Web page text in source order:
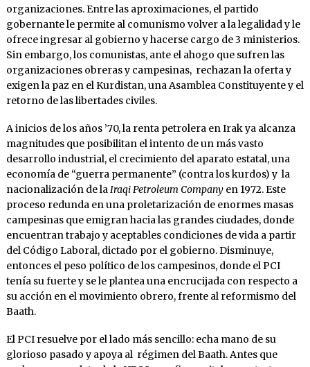
organizaciones. Entre las aproximaciones, el partido
gobernante le permite al comunismo volver a la legalidad y le
ofrece ingresar al gobierno y hacerse cargo de 3 ministerios.
Sin embargo, los comunistas, ante el ahogo que sufren las
organizaciones obreras y campesinas, rechazan la oferta y
exigen la paz en el Kurdistan, una Asamblea Constituyente y el
retorno de las libertades civiles.
A inicios de los años ’70, la renta petrolera en Irak ya alcanza
magnitudes que posibilitan el intento de un más vasto
desarrollo industrial, el crecimiento del aparato estatal, una
economía de “guerra permanente” (contra los kurdos) y la
nacionalización de laIraqi Petroleum Companyen 1972. Este
proceso redunda en una proletarización de enormes masas
campesinas que emigran hacia las grandes ciudades, donde
encuentran trabajo y aceptables condiciones de vida a partir
del Código Laboral, dictado por el gobierno. Disminuye,
entonces el peso político de los campesinos, donde el PCI
tenía su fuerte y se le plantea una encrucijada con respecto a
su acción en el movimiento obrero, frente al reformismo del
Baath.
El PCI resuelve por el lado más sencillo: echa mano de su
glorioso pasado y apoya al régimen del Baath. Antes que